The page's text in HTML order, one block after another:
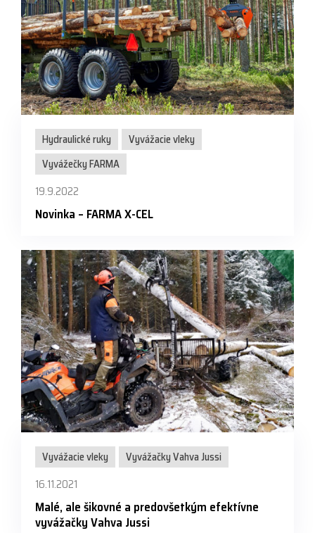
Hydraulické ruky
Vyvážacie vleky
Vyvážečky FARMA
19.9.2022
Novinka – FARMA X-CEL
Vyvážacie vleky
Vyvážačky Vahva Jussi
16.11.2021
Malé, ale šikovné a predovšetkým efektívne
vyvážačky Vahva Jussi